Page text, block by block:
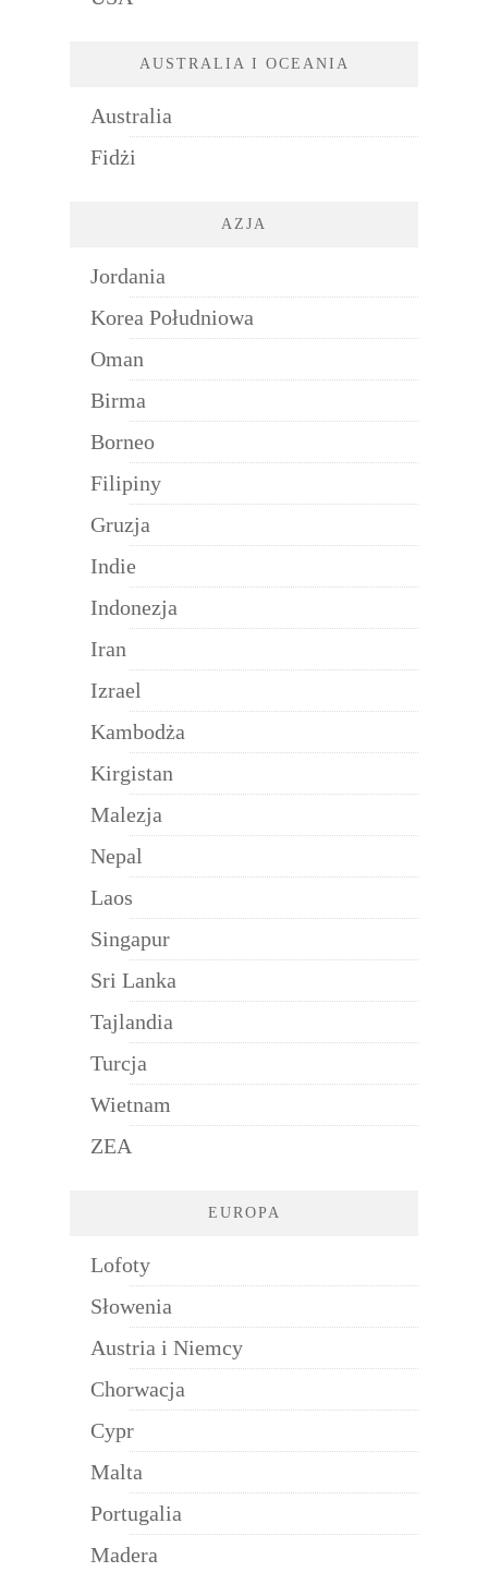
AUSTRALIA I OCEANIA
Australia
Fidżi
AZJA
Jordania
Korea Południowa
Oman
Birma
Borneo
Filipiny
Gruzja
Indie
Indonezja
Iran
Izrael
Kambodża
Kirgistan
Malezja
Nepal
Laos
Singapur
Sri Lanka
Tajlandia
Turcja
Wietnam
ZEA
EUROPA
Lofoty
Słowenia
Austria i Niemcy
Chorwacja
Cypr
Malta
Portugalia
Madera